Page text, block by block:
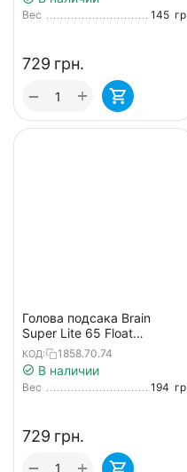
Вес 145 гр
‍729‍ грн.
+
−
Голова подсака Brain
Super Lite 65 Float
55x65x45cm
КОД: 1858.70.74
В наличии
Вес 194 гр
‍729‍ грн.
+